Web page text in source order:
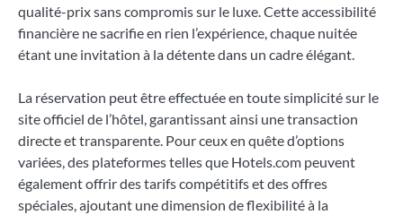
qualité-prix sans compromis sur le luxe. Cette accessibilité
financière ne sacrifie en rien l’expérience, chaque nuitée
étant une invitation à la détente dans un cadre élégant.
La réservation peut être effectuée en toute simplicité sur le
site officiel de l’hôtel, garantissant ainsi une transaction
directe et transparente. Pour ceux en quête d’options
variées, des plateformes telles que Hotels.com peuvent
également offrir des tarifs compétitifs et des offres
spéciales, ajoutant une dimension de flexibilité à la